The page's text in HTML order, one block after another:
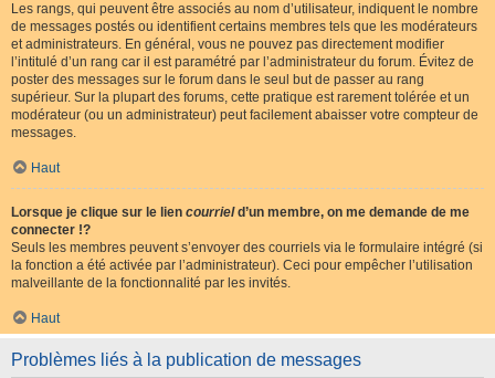
Les rangs, qui peuvent être associés au nom d’utilisateur, indiquent le nombre
de messages postés ou identifient certains membres tels que les modérateurs
et administrateurs. En général, vous ne pouvez pas directement modifier
l’intitulé d’un rang car il est paramétré par l’administrateur du forum. Évitez de
poster des messages sur le forum dans le seul but de passer au rang
supérieur. Sur la plupart des forums, cette pratique est rarement tolérée et un
modérateur (ou un administrateur) peut facilement abaisser votre compteur de
messages.
Haut
Lorsque je clique sur le lien courrield’un membre, on me demande de me
connecter !?
Seuls les membres peuvent s’envoyer des courriels via le formulaire intégré (si
la fonction a été activée par l’administrateur). Ceci pour empêcher l’utilisation
malveillante de la fonctionnalité par les invités.
Haut
Problèmes liés à la publication de messages